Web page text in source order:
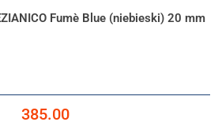
Fumè Blue (niebieski) 20 mm
385.00